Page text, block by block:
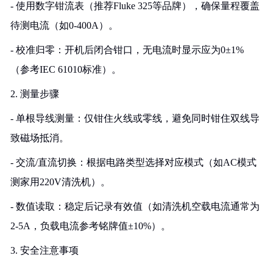
- 使用数字钳流表（推荐Fluke 325等品牌），确保量程覆盖
待测电流（如0-400A）。
- 校准归零：开机后闭合钳口，无电流时显示应为0±1%
（参考IEC 61010标准）。
2. 测量步骤
- 单根导线测量：仅钳住火线或零线，避免同时钳住双线导
致磁场抵消。
- 交流/直流切换：根据电路类型选择对应模式（如AC模式
测家用220V清洗机）。
- 数值读取：稳定后记录有效值（如清洗机空载电流通常为
2-5A，负载电流参考铭牌值±10%）。
3. 安全注意事项